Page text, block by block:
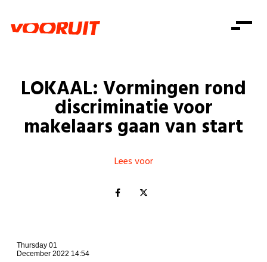
Zorg
Gelijke kansen
Consumentenbescherming
Pensioenen
Onze mensen
Standpunten
Vacatures
Doe mee
Doe mee
Word lid
Mis niets
Shop
Zoeken
Doe mee
LOKAAL: Vormingen rond
discriminatie voor
makelaars gaan van start
Lees voor
Thursday 01
December 2022 14:54